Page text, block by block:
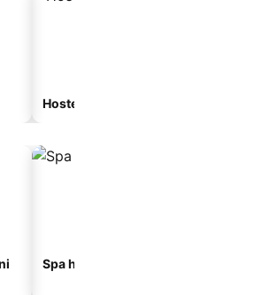
Hostel
Spa hoteli